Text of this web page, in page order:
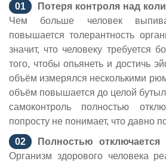
Потеря контроля над
Чем больше человек
повышается толерантность
значит, что человеку требуется
того, чтобы опьянеть и достичь
объём измерялся несколькими
объём повышается до целой
самоконтроль полностью
попросту не понимает, что давно
Полностью
Организм здорового человека